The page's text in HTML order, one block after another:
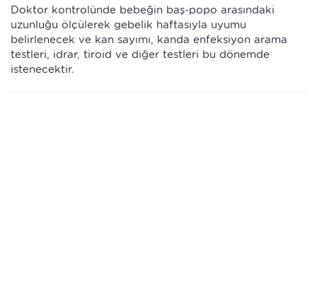
Doktor kontrolünde bebeğin baş-popo arasındaki
uzunluğu ölçülerek gebelik haftasıyla uyumu
belirlenecek ve kan sayımı, kanda enfeksiyon arama
testleri, idrar, tiroid ve diğer testleri bu dönemde
istenecektir.